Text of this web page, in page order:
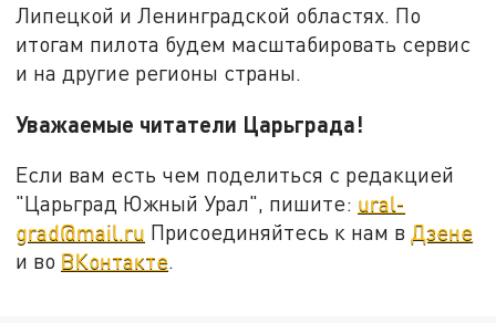
Липецкой и Ленинградской областях. По
итогам пилота будем масштабировать сервис
и на другие регионы страны.
Уважаемые читатели Царьграда!
Если вам есть чем поделиться с редакцией
"Царьград Южный Урал", пишите: ural-
grad@mail.ru Присоединяйтесь к нам в Дзене
и во ВКонтакте.